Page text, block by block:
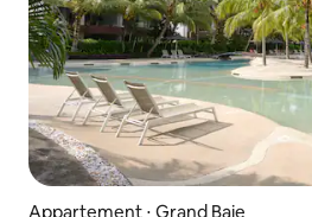
Appartement ⋅ Grand Baie